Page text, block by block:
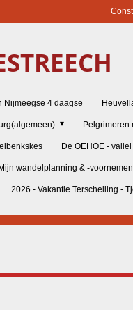
Nijmeegse 4 daagse
Pelgrimeren
De OEHOE - vallei
wandelplanning & -
2026 - Vakantie Terschelling -